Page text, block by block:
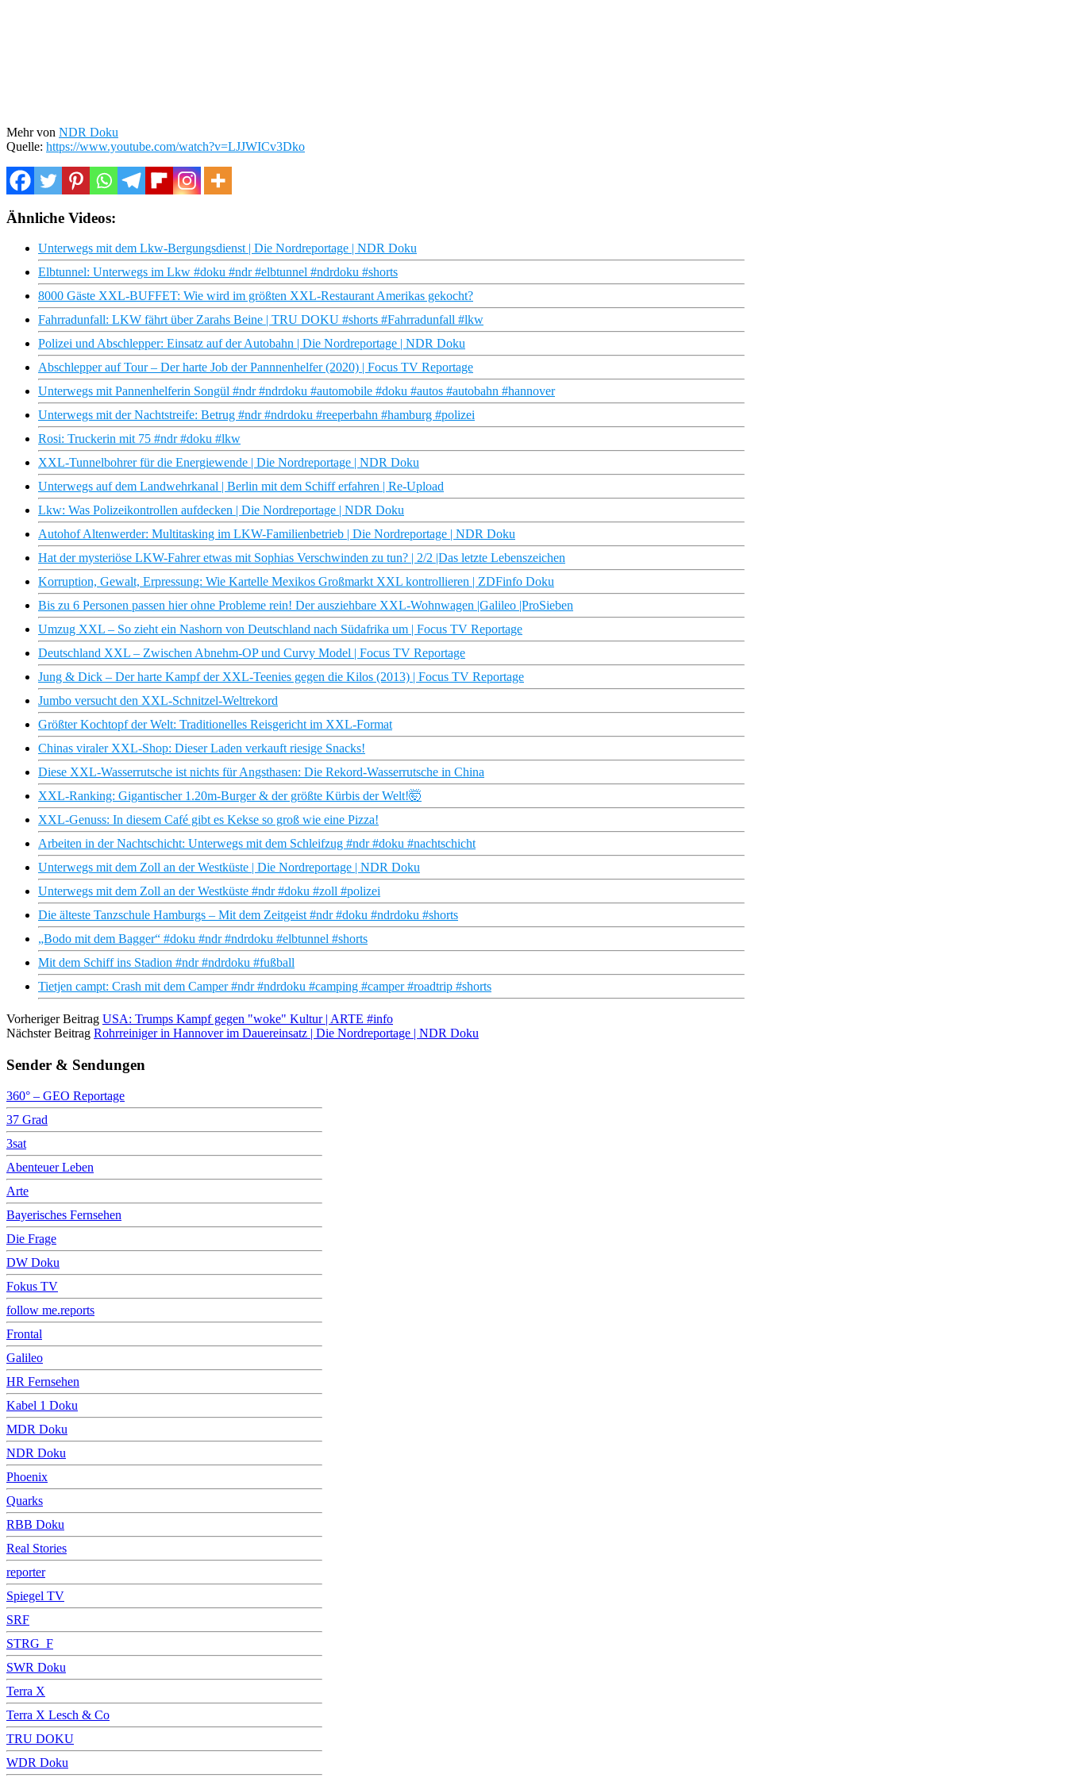
Mehr von NDR Doku
Quelle: https://www.youtube.com/watch?v=LJJWICv3Dko
Ähnliche Videos:
Unterwegs mit dem Lkw-Bergungsdienst | Die Nordreportage | NDR Doku
Elbtunnel: Unterwegs im Lkw #doku #ndr #elbtunnel #ndrdoku #shorts
8000 Gäste XXL-BUFFET: Wie wird im größten XXL-Restaurant Amerikas gekocht?
Fahrradunfall: LKW fährt über Zarahs Beine | TRU DOKU #shorts #Fahrradunfall #lkw
Polizei und Abschlepper: Einsatz auf der Autobahn | Die Nordreportage | NDR Doku
Abschlepper auf Tour – Der harte Job der Pannnenhelfer (2020) | Focus TV Reportage
Unterwegs mit Pannenhelferin Songül #ndr #ndrdoku #automobile #doku #autos #autobahn #hannover
Unterwegs mit der Nachtstreife: Betrug #ndr #ndrdoku #reeperbahn #hamburg #polizei
Rosi: Truckerin mit 75 #ndr #doku #lkw
XXL-Tunnelbohrer für die Energiewende | Die Nordreportage | NDR Doku
Unterwegs auf dem Landwehrkanal | Berlin mit dem Schiff erfahren | Re-Upload
Lkw: Was Polizeikontrollen aufdecken | Die Nordreportage | NDR Doku
Autohof Altenwerder: Multitasking im LKW-Familienbetrieb | Die Nordreportage | NDR Doku
Hat der mysteriöse LKW-Fahrer etwas mit Sophias Verschwinden zu tun? | 2/2 |Das letzte Lebenszeichen
Korruption, Gewalt, Erpressung: Wie Kartelle Mexikos Großmarkt XXL kontrollieren | ZDFinfo Doku
Bis zu 6 Personen passen hier ohne Probleme rein! Der ausziehbare XXL-Wohnwagen |Galileo |ProSieben
Umzug XXL – So zieht ein Nashorn von Deutschland nach Südafrika um | Focus TV Reportage
Deutschland XXL – Zwischen Abnehm-OP und Curvy Model | Focus TV Reportage
Jung & Dick – Der harte Kampf der XXL-Teenies gegen die Kilos (2013) | Focus TV Reportage
Jumbo versucht den XXL-Schnitzel-Weltrekord
Größter Kochtopf der Welt: Traditionelles Reisgericht im XXL-Format
Chinas viraler XXL-Shop: Dieser Laden verkauft riesige Snacks!
Diese XXL-Wasserrutsche ist nichts für Angsthasen: Die Rekord-Wasserrutsche in China
XXL-Ranking: Gigantischer 1.20m-Burger & der größte Kürbis der Welt!🤯
XXL-Genuss: In diesem Café gibt es Kekse so groß wie eine Pizza!
Arbeiten in der Nachtschicht: Unterwegs mit dem Schleifzug #ndr #doku #nachtschicht
Unterwegs mit dem Zoll an der Westküste | Die Nordreportage | NDR Doku
Unterwegs mit dem Zoll an der Westküste #ndr #doku #zoll #polizei
Die älteste Tanzschule Hamburgs – Mit dem Zeitgeist #ndr #doku #ndrdoku #shorts
„Bodo mit dem Bagger“ #doku #ndr #ndrdoku #elbtunnel #shorts
Mit dem Schiff ins Stadion #ndr #ndrdoku #fußball
Tietjen campt: Crash mit dem Camper #ndr #ndrdoku #camping #camper #roadtrip #shorts
Vorheriger Beitrag USA: Trumps Kampf gegen "woke" Kultur | ARTE #info
Nächster Beitrag Rohrreiniger in Hannover im Dauereinsatz | Die Nordreportage | NDR Doku
Sender & Sendungen
360° – GEO Reportage
37 Grad
3sat
Abenteuer Leben
Arte
Bayerisches Fernsehen
Die Frage
DW Doku
Fokus TV
follow me.reports
Frontal
Galileo
HR Fernsehen
Kabel 1 Doku
MDR Doku
NDR Doku
Phoenix
Quarks
RBB Doku
Real Stories
reporter
Spiegel TV
SRF
STRG_F
SWR Doku
Terra X
Terra X Lesch & Co
TRU DOKU
WDR Doku